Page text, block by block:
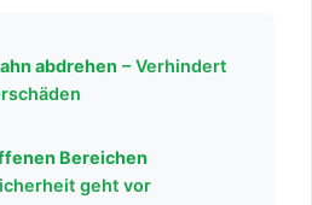
abdrehen – Verhindert
Bereichen
geht vor